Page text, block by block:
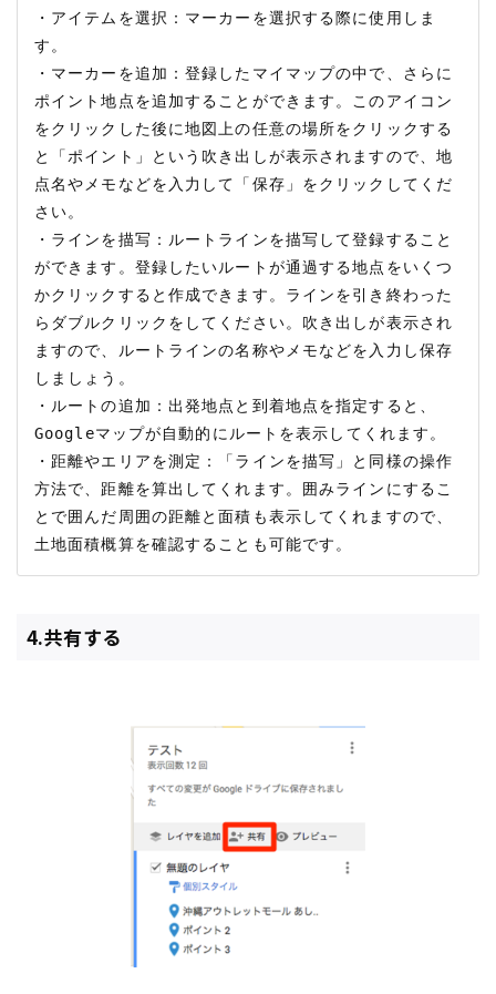
・アイテムを選択：マーカーを選択する際に使用しま
す。
・マーカーを追加：登録したマイマップの中で、さらに
ポイント地点を追加することができます。このアイコン
をクリックした後に地図上の任意の場所をクリックする
と「ポイント」という吹き出しが表示されますので、地
点名やメモなどを入力して「保存」をクリックしてくだ
さい。
・ラインを描写：ルートラインを描写して登録すること
ができます。登録したいルートが通過する地点をいくつ
かクリックすると作成できます。ラインを引き終わった
らダブルクリックをしてください。吹き出しが表示され
ますので、ルートラインの名称やメモなどを入力し保存
しましょう。
・ルートの追加：出発地点と到着地点を指定すると、
Googleマップが自動的にルートを表示してくれます。
・距離やエリアを測定：「ラインを描写」と同様の操作
方法で、距離を算出してくれます。囲みラインにするこ
とで囲んだ周囲の距離と面積も表示してくれますので、
4.共有する